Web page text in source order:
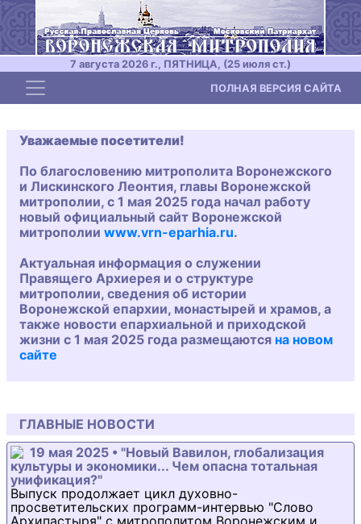
7 августа 2026 г., ПЯТНИЦА, (25 июля ст.)
Toggle navigation ПОЛНАЯ ВЕРСИЯ САЙТА
Уважаемые посетители!
По благословению митрополита Воронежского
и Лискинского Леонтия, главы Воронежской
митрополии, с 1 мая 2025 года начал работу
новый официальный сайт Воронежской
митрополии www.vrn-eparhia.ru.
Актуальная информация о служении
Правящего Архиерея и о структуре
митрополии, сведения об истории
Воронежской епархии, монастырей и храмов, а
также новости епархиальной и приходской
жизни с 1 мая 2025 года размещаются на новом
сайте
ГЛАВНЫЕ НОВОСТИ
19 мая 2025 • "Новый Вавилон, глобализация
культуры и экономики... Чем опасна тотальная
унификация?"
Выпуск продолжает цикл духовно-
просветительских программ-интервью "Слово
Архипастыря" с митрополитом Воронежским и